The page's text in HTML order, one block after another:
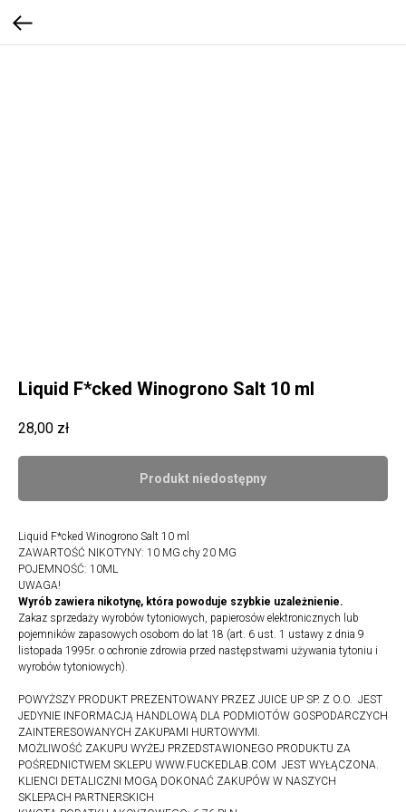
Liquid F*cked Winogrono Salt 10 ml
28,00 zł
Produkt niedostępny
Liquid F*cked Winogrono Salt 10 ml
ZAWARTOŚĆ NIKOTYNY: 10 MG chy 20 MG
POJEMNOŚĆ: 10ML
UWAGA!
Wyrób zawiera nikotynę, która powoduje szybkie uzależnienie.
Zakaz sprzedaży wyrobów tytoniowych, papierosów elektronicznych lub
pojemników zapasowych osobom do lat 18 (art. 6 ust. 1 ustawy z dnia 9
listopada 1995r. o ochronie zdrowia przed następstwami używania tytoniu i
wyrobów tytoniowych).
POWYŻSZY PRODUKT PREZENTOWANY PRZEZ JUICE UP SP. Z O.O. JEST
JEDYNIE INFORMACJĄ HANDLOWĄ DLA PODMIOTÓW GOSPODARCZYCH
ZAINTERESOWANYCH ZAKUPAMI HURTOWYMI.
MOŻLIWOŚĆ ZAKUPU WYŻEJ PRZEDSTAWIONEGO PRODUKTU ZA
POŚREDNICTWEM SKLEPU WWW.FUCKEDLAB.COM JEST WYŁĄCZONA.
KLIENCI DETALICZNI MOGĄ DOKONAĆ ZAKUPÓW W NASZYCH
SKLEPACH PARTNERSKICH